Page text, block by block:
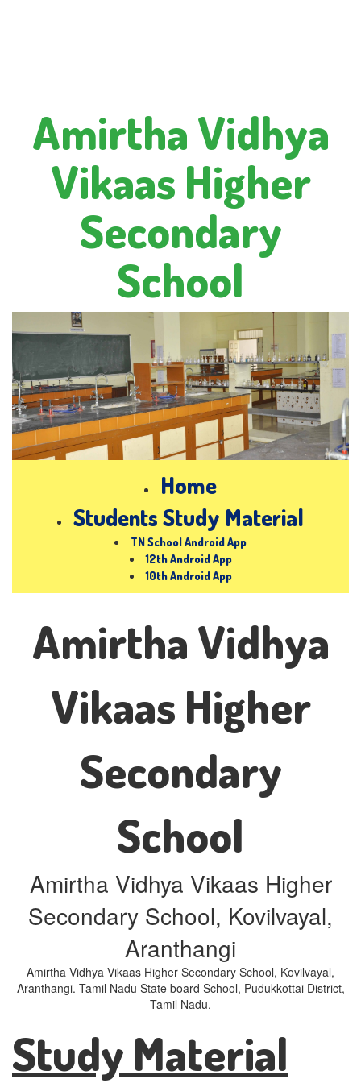
Amirtha Vidhya
Vikaas Higher
Secondary
School
Home
Students Study Material
TN School Android App
12th Android App
10th Android App
Amirtha Vidhya
Vikaas Higher
Secondary
School
Amirtha Vidhya Vikaas Higher
Secondary School, Kovilvayal,
Aranthangi
Amirtha Vidhya Vikaas Higher Secondary School, Kovilvayal,
Aranthangi. Tamil Nadu State board School, Pudukkottai District,
Tamil Nadu.
Study Material